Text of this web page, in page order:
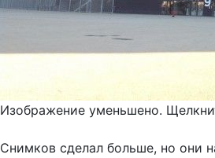
Изображение уменьшено.
Снимков сделал больше, но они